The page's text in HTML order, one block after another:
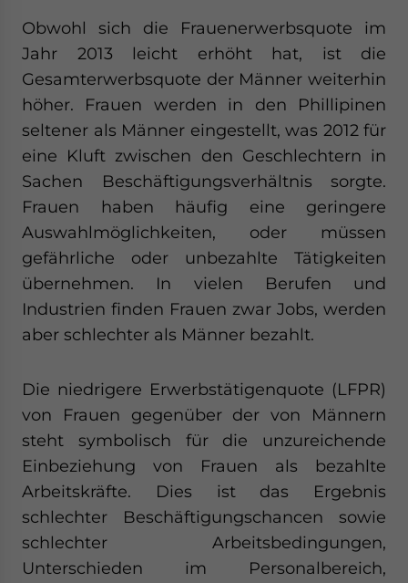
Obwohl sich die Frauenerwerbsquote im
Jahr 2013 leicht erhöht hat, ist die
Gesamterwerbsquote der Männer weiterhin
höher. Frauen werden in den Phillipinen
seltener als Männer eingestellt, was 2012 für
eine Kluft zwischen den Geschlechtern in
Sachen Beschäftigungsverhältnis sorgte.
Frauen haben häufig eine geringere
Auswahlmöglichkeiten, oder müssen
gefährliche oder unbezahlte Tätigkeiten
übernehmen. In vielen Berufen und
Industrien finden Frauen zwar Jobs, werden
aber schlechter als Männer bezahlt.
Die niedrigere Erwerbstätigenquote (LFPR)
von Frauen gegenüber der von Männern
steht symbolisch für die unzureichende
Einbeziehung von Frauen als bezahlte
Arbeitskräfte. Dies ist das Ergebnis
schlechter Beschäftigungschancen sowie
schlechter Arbeitsbedingungen,
Unterschieden im Personalbereich,